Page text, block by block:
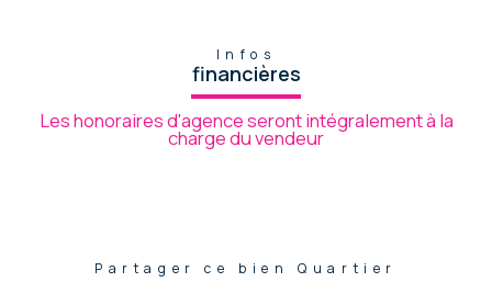
Infos
financières
Les honoraires d'agence seront intégralement à la
charge du vendeur
Partager ce bien Quartier